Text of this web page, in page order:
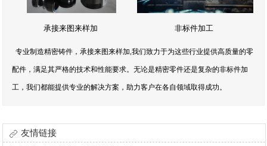
承接来图来样加 非标件加工
专业制造精密铸件，承接来图来样加,我们致力于为这些行业提供高质量的零
配件，满足其严格的技术和性能要求。无论是精密零件还是复杂的非标件加
工，我们都能提供专业的解决方案，助力客户在各自领域取得成功。
友情链接